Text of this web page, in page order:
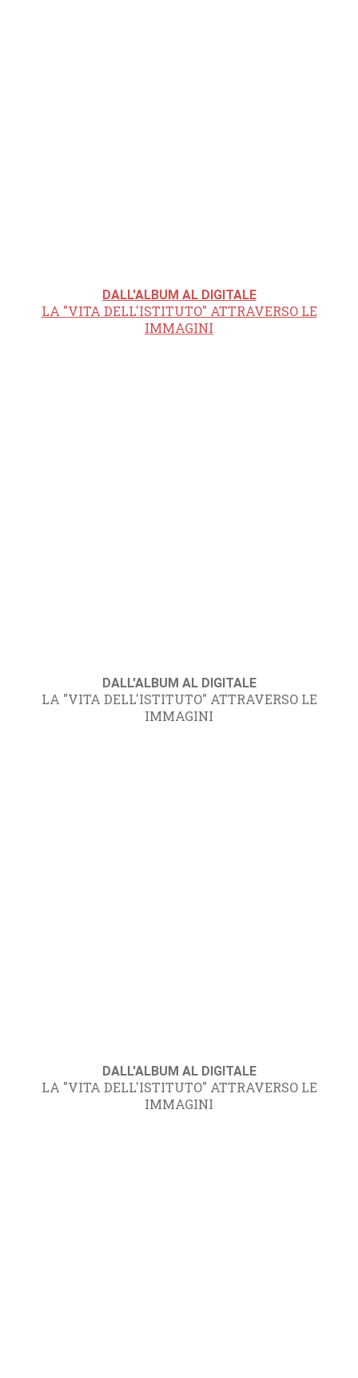
DALL'ALBUM AL DIGITALE
LA "VITA DELL'ISTITUTO" ATTRAVERSO LE
IMMAGINI
DALL'ALBUM AL DIGITALE
LA "VITA DELL'ISTITUTO" ATTRAVERSO LE
IMMAGINI
DALL'ALBUM AL DIGITALE
LA "VITA DELL'ISTITUTO" ATTRAVERSO LE
IMMAGINI